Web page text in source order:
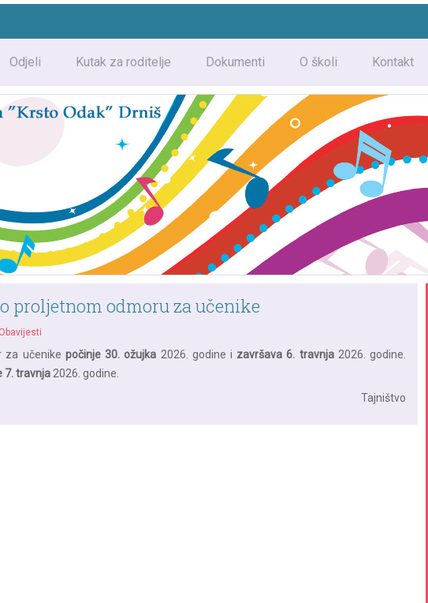
Odjeli Kutak za roditelje Dokumenti O školi Kontakt
proljetnom odmoru za učenike
Obavijesti
za učenike počinje 30. ožujka 2026. godine i završava 6. travnja2026. godine.
7. travnja 2026. godine.
​Tajništvo